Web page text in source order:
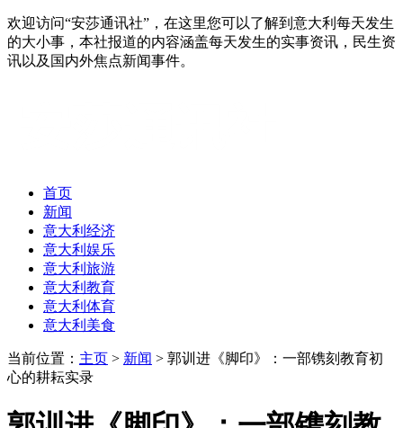
欢迎访问“安莎通讯社”，在这里您可以了解到意大利每天发生
的大小事，本社报道的内容涵盖每天发生的实事资讯，民生资
讯以及国内外焦点新闻事件。
首页
新闻
意大利经济
意大利娱乐
意大利旅游
意大利教育
意大利体育
意大利美食
当前位置： 主页 > 新闻 > 郭训进《脚印》：一部镌刻教育初
心的耕耘实录